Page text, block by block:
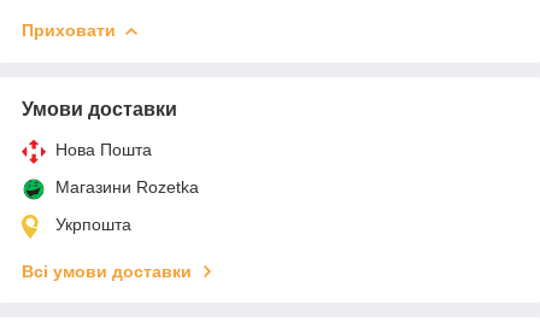
Приховати
Умови доставки
Нова Пошта
Магазини Rozetka
Укрпошта
Всі умови доставки